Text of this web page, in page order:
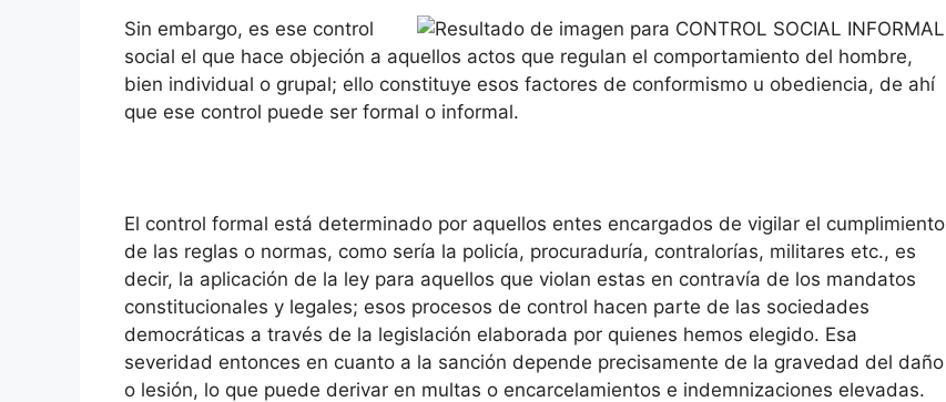
Sin embargo, es ese control
social el que hace objeción a aquellos actos que regulan el comportamiento del hombre,
bien individual o grupal; ello constituye esos factores de conformismo u obediencia, de ahí
que ese control puede ser formal o informal.
El control formal está determinado por aquellos entes encargados de vigilar el cumplimiento
de las reglas o normas, como sería la policía, procuraduría, contralorías, militares etc., es
decir, la aplicación de la ley para aquellos que violan estas en contravía de los mandatos
constitucionales y legales; esos procesos de control hacen parte de las sociedades
democráticas a través de la legislación elaborada por quienes hemos elegido. Esa
severidad entonces en cuanto a la sanción depende precisamente de la gravedad del daño
o lesión, lo que puede derivar en multas o encarcelamientos e indemnizaciones elevadas.